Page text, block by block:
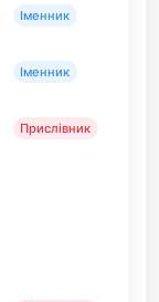
Іменник
Іменник
Прислівник